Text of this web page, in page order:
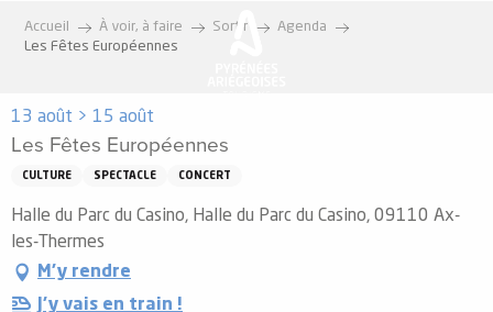
Accueil À voir, à faire Sortir
Agenda
Les Fêtes Européennes
13 août > 15 août
Les Fêtes Européennes
CULTURE SPECTACLE CONCERT
Halle du Parc du Casino, Halle du Parc du Casino, 09110 Ax-
les-Thermes
M'y rendre
J'y vais en train !